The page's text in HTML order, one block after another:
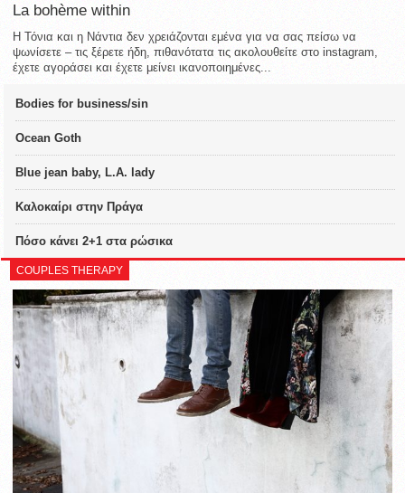
La bohème within
Η Τόνια και η Νάντια δεν χρειάζονται εμένα για να σας πείσω να
ψωνίσετε – τις ξέρετε ήδη, πιθανότατα τις ακολουθείτε στο instagram,
έχετε αγοράσει και έχετε μείνει ικανοποιημένες...
Bodies for business/sin
Ocean Goth
Blue jean baby, L.A. lady
Καλοκαίρι στην Πράγα
Πόσο κάνει 2+1 στα ρώσικα
COUPLES THERAPY